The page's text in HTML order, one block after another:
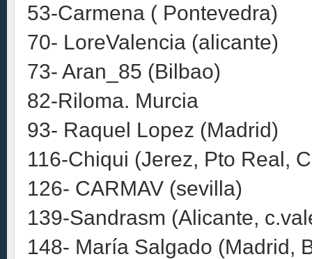
53-Carmena ( Pontevedra)
70- LoreValencia (alicante)
73- Aran_85 (Bilbao)
82-Riloma. Murcia
93- Raquel Lopez (Madrid)
116-Chiqui (Jerez, Pto Real,
126- CARMAV (sevilla)
139-Sandrasm (Alicante,
148- María Salgado (Madrid,